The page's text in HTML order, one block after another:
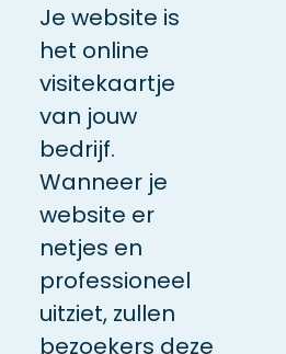
Je website is
het online
visitekaartje
van jouw
bedrijf.
Wanneer je
website er
netjes en
professioneel
uitziet, zullen
bezoekers deze